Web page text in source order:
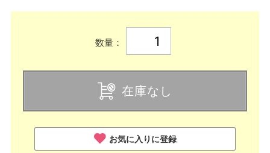
数量：
在庫なし
お気に入りに登録